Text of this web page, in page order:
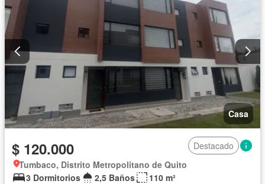
Casa
$ 120.000
Destacado
Tumbaco, Distrito Metropolitano de Quito
3 Dormitorios
2,5 Baños
110 m²